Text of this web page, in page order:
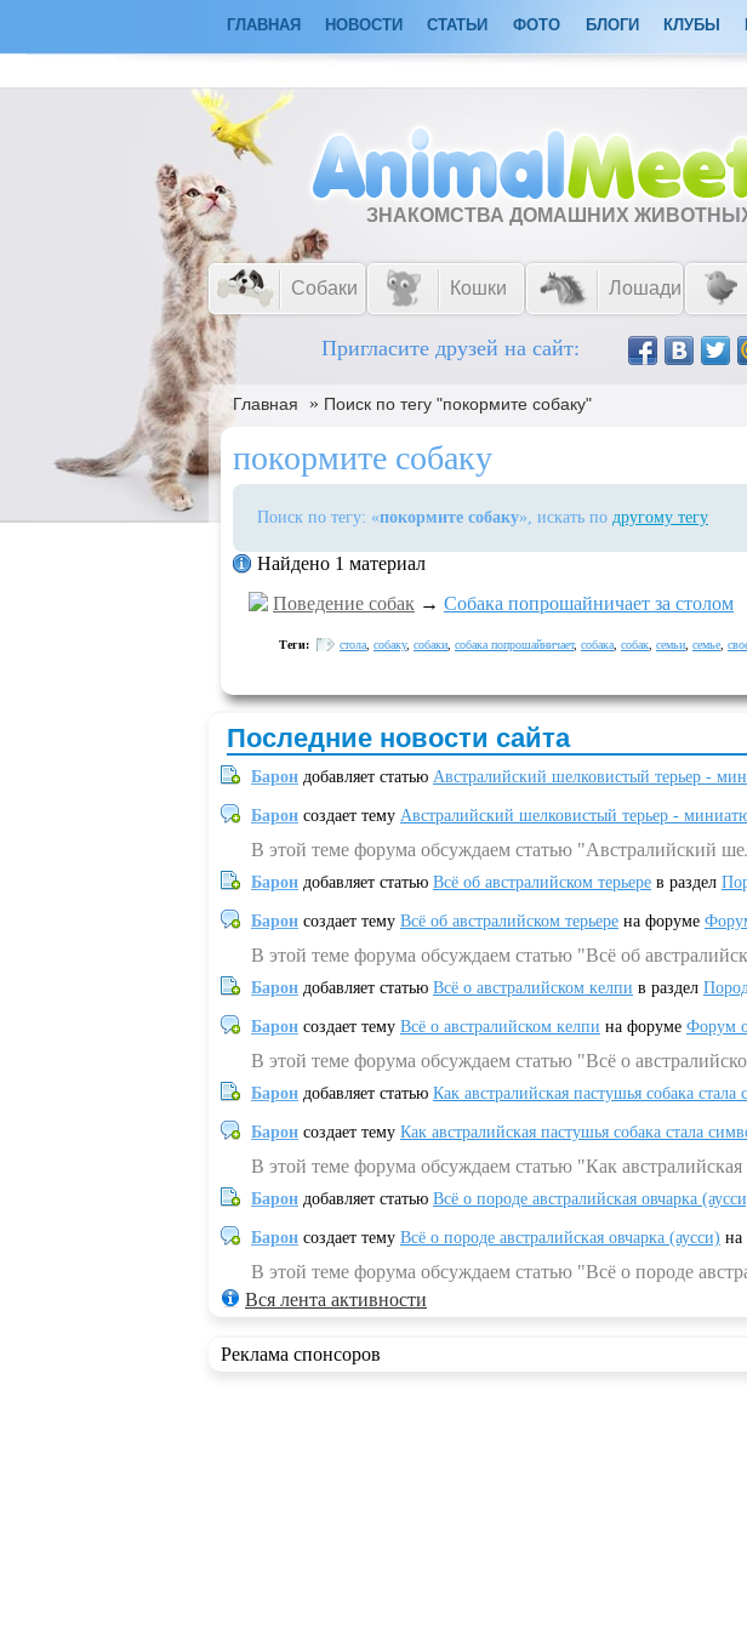
ГЛАВНАЯ НОВОСТИ СТАТЬИ ФОТО БЛОГИ КЛУБЫ
ЗНАКОМСТВА ДОМАШНИХ
Собаки Кошки Лошади
Пригласите друзей на сайт:
Главная » Поиск по тегу "покормите собаку"
покормите собаку
Поиск по тегу: «покормите собаку», искать по другому тегу
Найдено 1 материал
Поведение собак → Собака попрошайничает за столом
Теги: стола собаку, собаки собака попрошайничает, собака собак семьи семье
Последние новости сайта
Барон добавляет статью Австралийский шелковистый терьер -
Барон создает тему Австралийский шелковистый терьер -
В этой теме форума обсуждаем статью "Австралийский
Барон добавляет статью Всё об австралийском терьере в раздел
Барон создает тему Всё об австралийском терьере на форуме
В этой теме форума обсуждаем статью "Всё об
Барон добавляет статью Всё о австралийском келпи в раздел
Барон создает тему Всё о австралийском келпи на форуме Форум
В этой теме форума обсуждаем статью "Всё о
Барон добавляет статью Как австралийская пастушья собака
Барон создает тему Как австралийская пастушья собака стала
В этой теме форума обсуждаем статью "Как
Барон добавляет статью Всё о породе австралийская овчарка
Барон создает тему Всё о породе австралийская овчарка (аусси) на
В этой теме форума обсуждаем статью "Всё о породе
Вся лента активности
Реклама спонсоров